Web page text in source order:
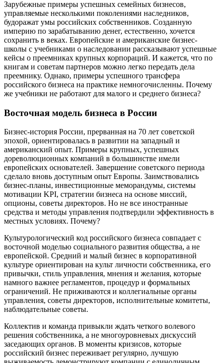
Зарубежные примеры успешных семейных бизнесов,
управляемые несколькими поколениями наследников,
будоражат умы российских собственников. Созданную
империю по зарабатыванию денег, естественно, хочется
сохранить в веках. Европейские и американские бизнес-
школы с учебниками о наследовании рассказывают успешные
кейсы о преемниках крупных корпораций. И кажется, что по
книгам и советам партнеров можно легко передать дела
преемнику. Однако, примеры успешного трансфера
российского бизнеса на практике немногочисленны. Почему
же учебники не работают для малого и среднего бизнеса?
Восточная модель бизнеса в России
Бизнес-история России, прерванная на 70 лет советской
эпохой, ориентировалась в развитии на западный и
американский опыт. Примеры крупных, успешных
дореволюционных компаний в большинстве имели
европейских основателей. Завершение советского периода
сделало вновь доступным опыт Европы. Заимствовались
бизнес-планы, инвестиционные меморандумы, системы
мотивации KPI, стратегии бизнеса на основе миссий,
опционы, советы директоров. Но не все иностранные
средства и методы управления подтвердили эффективность в
местных условиях. Почему?
Культурологический код российского бизнеса совпадает с
восточной моделью социального развития общества, а не
европейской. Средний и малый бизнес в корпоративной
культуре ориентирован на культ личности собственника, его
привычки, стиль управления, мнения и желания, которые
намного важнее регламентов, процедур и формальных
ограничений. Не приживаются и коллегиальные органы
управления, советы директоров, исполнительные комитеты,
наблюдательные советы.
Коллектив и команда привыкли ждать четкого волевого
решения собственника, а не многоуровневых дискуссий
заседающих органов. В моменты кризисов, которые
российский бизнес переживает регулярно, лучшую